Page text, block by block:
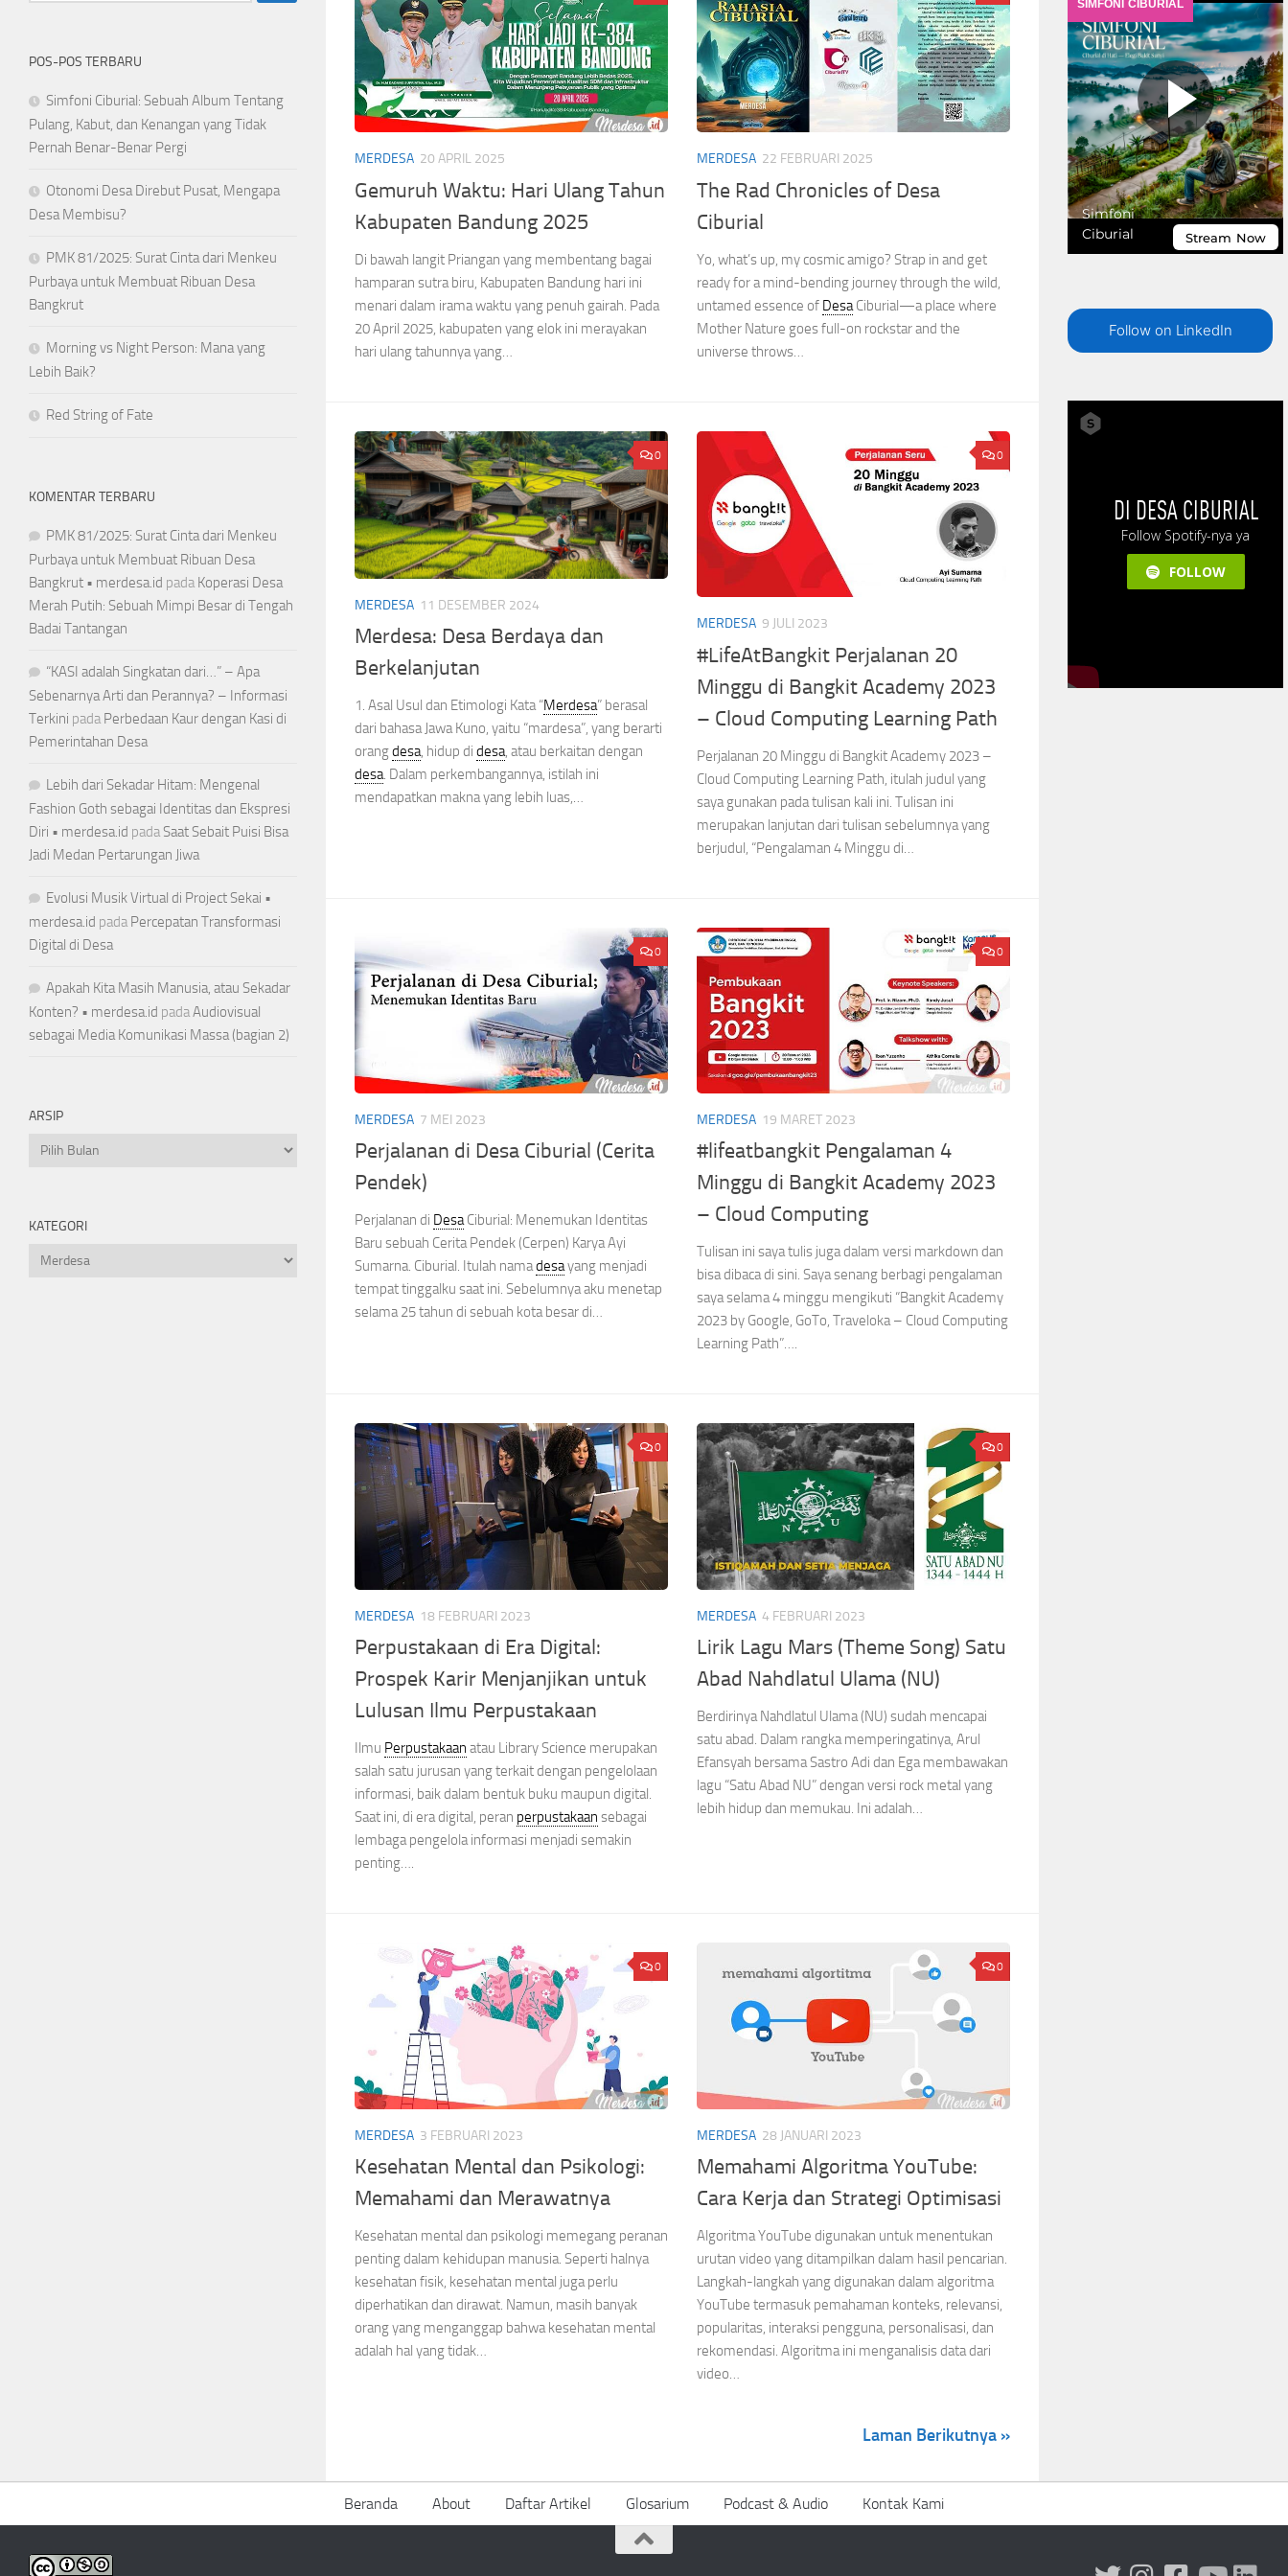
MERDESA 20 APRIL 2025
Gemuruh Waktu: Hari Ulang Tahun
Kabupaten Bandung 2025
Di bawah langit Priangan yang membentang bagai
hamparan sutra biru, Kabupaten Bandung hari ini
menari dalam irama waktu yang penuh gairah. Pada
20 April 2025, kabupaten yang elok ini merayakan
hari ulang tahunnya yang…
MERDESA 22 FEBRUARI 2025
The Rad Chronicles of Desa
Ciburial
Yo, what’s up, my cosmic amigo? Strap in and get
ready for a mind-bending journey through the wild,
untamed essence of Desa Ciburial—a place where
Mother Nature goes full-on rockstar and the
universe throws…
0
MERDESA 11 DESEMBER 2024
Merdesa: Desa Berdaya dan
Berkelanjutan
1. Asal Usul dan Etimologi Kata “Merdesa” berasal
dari bahasa Jawa Kuno, yaitu “mardesa”, yang berarti
orangdesa, hidup di desa, atau berkaitan dengan
desa. Dalam perkembangannya, istilah ini
mendapatkan makna yang lebih luas,…
0
MERDESA 9 JULI 2023
#LifeAtBangkit Perjalanan 20
Minggu di Bangkit Academy 2023
– Cloud Computing Learning Path
Perjalanan 20 Minggu di Bangkit Academy 2023 –
Cloud Computing Learning Path, itulah judul yang
saya gunakan pada tulisan kali ini. Tulisan ini
merupakan lanjutan dari tulisan sebelumnya yang
berjudul, “Pengalaman 4 Minggu di…
0
MERDESA 7 MEI 2023
Perjalanan di Desa Ciburial (Cerita
Pendek)
Perjalanan di DesaCiburial: Menemukan Identitas
Baru sebuah Cerita Pendek (Cerpen) Karya Ayi
Sumarna. Ciburial. Itulah namadesayang menjadi
tempat tinggalku saat ini. Sebelumnya aku menetap
selama 25 tahun di sebuah kota besar di…
0
MERDESA 19 MARET 2023
#lifeatbangkit Pengalaman 4
Minggu di Bangkit Academy 2023
– Cloud Computing
Tulisan ini saya tulis juga dalam versi markdown dan
bisa dibaca di sini. Saya senang berbagi pengalaman
saya selama 4 minggu mengikuti “Bangkit Academy
2023 by Google, GoTo, Traveloka – Cloud Computing
Learning Path”….
0
MERDESA 18 FEBRUARI 2023
Perpustakaan di Era Digital:
Prospek Karir Menjanjikan untuk
Lulusan Ilmu Perpustakaan
Ilmu Perpustakaan atau Library Science merupakan
salah satu jurusan yang terkait dengan pengelolaan
informasi, baik dalam bentuk buku maupun digital.
Saat ini, di era digital, peran perpustakaan sebagai
lembaga pengelola informasi menjadi semakin
penting….
0
MERDESA 4 FEBRUARI 2023
Lirik Lagu Mars (Theme Song) Satu
Abad Nahdlatul Ulama (NU)
Berdirinya Nahdlatul Ulama (NU) sudah mencapai
satu abad. Dalam rangka memperingatinya, Arul
Efansyah bersama Sastro Adi dan Ega membawakan
lagu “Satu Abad NU” dengan versi rock metal yang
lebih hidup dan memukau. Ini adalah…
0
MERDESA 3 FEBRUARI 2023
Kesehatan Mental dan Psikologi:
Memahami dan Merawatnya
Kesehatan mental dan psikologi memegang peranan
penting dalam kehidupan manusia. Seperti halnya
kesehatan fisik, kesehatan mental juga perlu
diperhatikan dan dirawat. Namun, masih banyak
orang yang menganggap bahwa kesehatan mental
adalah hal yang tidak…
0
MERDESA 28 JANUARI 2023
Memahami Algoritma YouTube:
Cara Kerja dan Strategi Optimisasi
Algoritma YouTube digunakan untuk menentukan
urutan video yang ditampilkan dalam hasil pencarian.
Langkah-langkah yang digunakan dalam algoritma
YouTube termasuk pemahaman konteks, relevansi,
popularitas, interaksi pengguna, personalisasi, dan
rekomendasi. Algoritma ini menganalisis data dari
video…
Laman Berikutnya »
POS-POS TERBARU
Simfoni Ciburial: Sebuah Album Tentang
Pulang, Kabut, dan Kenangan yang Tidak
Pernah Benar-Benar Pergi
Otonomi Desa Direbut Pusat, Mengapa
Desa Membisu?
PMK 81/2025: Surat Cinta dari Menkeu
Purbaya untuk Membuat Ribuan Desa
Bangkrut
Morning vs Night Person: Mana yang
Lebih Baik?
Red String of Fate
KOMENTAR TERBARU
PMK 81/2025: Surat Cinta dari Menkeu
Purbaya untuk Membuat Ribuan Desa
Bangkrut • merdesa.id pada Koperasi Desa
Merah Putih: Sebuah Mimpi Besar di Tengah
Badai Tantangan
“KASI adalah Singkatan dari…” – Apa
Sebenarnya Arti dan Perannya? – Informasi
Terkini pada Perbedaan Kaur dengan Kasi di
Pemerintahan Desa
Lebih dari Sekadar Hitam: Mengenal
Fashion Goth sebagai Identitas dan Ekspresi
Diri • merdesa.id pada Saat Sebait Puisi Bisa
Jadi Medan Pertarungan Jiwa
Evolusi Musik Virtual di Project Sekai •
merdesa.id pada Percepatan Transformasi
Digital di Desa
Apakah Kita Masih Manusia, atau Sekadar
Konten? • merdesa.id padaAudiovisual
sebagai Media Komunikasi Massa (bagian 2)
ARSIP
Arsip
KATEGORI
Kategori
Follow on LinkedIn
Beranda About Daftar Artikel Glosarium Podcast & Audio Kontak Kami